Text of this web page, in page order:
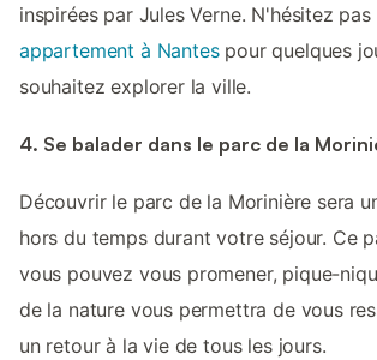
inspirées par Jules Verne. N'hésitez pas
appartement à Nantespour quelques
souhaitez explorer la ville.
4. Se balader dans le parc de la
Découvrir le parc de la Morinière sera
hors du temps durant votre séjour. Ce
vous pouvez vous promener, pique-
de la nature vous permettra de vous
un retour à la vie de tous les jours.